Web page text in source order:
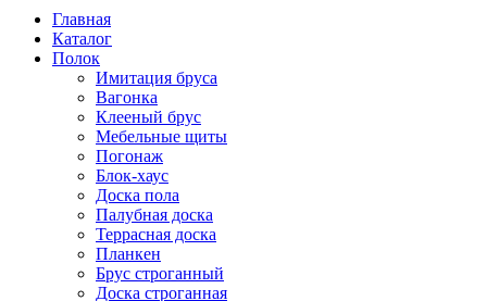
Главная
Каталог
Полок
Имитация бруса
Вагонка
Клееный брус
Мебельные щиты
Погонаж
Блок-хаус
Доска пола
Палубная доска
Террасная доска
Планкен
Брус строганный
Доска строганная